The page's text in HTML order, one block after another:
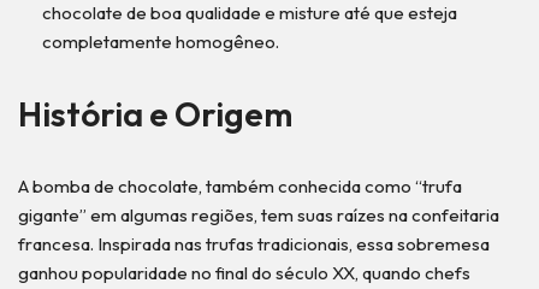
chocolate de boa qualidade e misture até que esteja
completamente homogêneo.
História e Origem
A bomba de chocolate, também conhecida como “trufa
gigante” em algumas regiões, tem suas raízes na confeitaria
francesa. Inspirada nas trufas tradicionais, essa sobremesa
ganhou popularidade no final do século XX, quando chefs